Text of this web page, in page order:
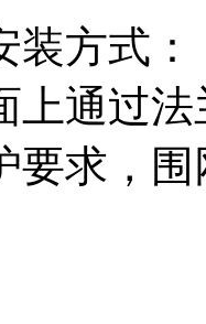
装方式
上通过
要求，